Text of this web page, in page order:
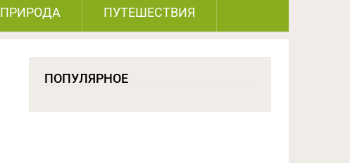
ПРИРОДА ПУТЕШЕСТВИЯ
ПОПУЛЯРНОЕ